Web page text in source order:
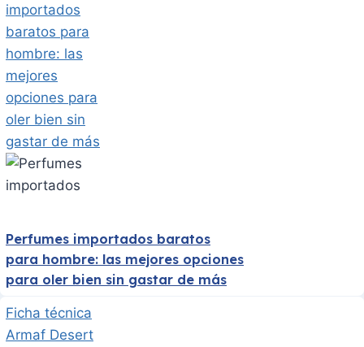
importados
baratos para
hombre: las
mejores
opciones para
oler bien sin
gastar de más
Perfumes importados baratos
para hombre: las mejores opciones
para oler bien sin gastar de más
Ficha técnica
Armaf Desert